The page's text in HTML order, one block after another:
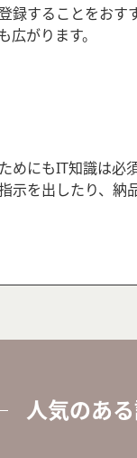
録することをおす
がります。
めにもIT知識は必
示を出したり、納
人気のあ